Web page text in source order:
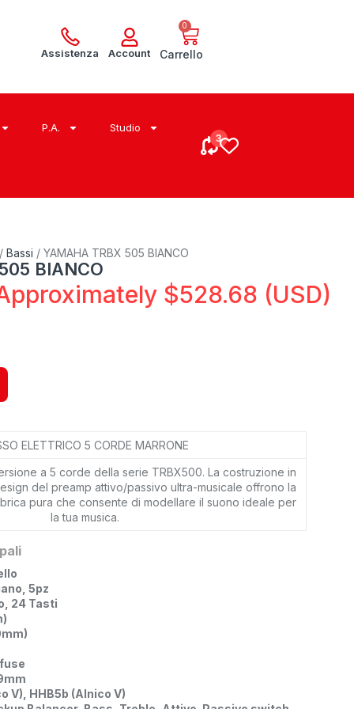
Assistenza Account
0
Carrello
P.A. Studio
Bassi / YAMAHA TRBX 505 BIANCO
BIANCO
$528.68 (USD)
ELETTRICO 5 CORDE MARRONE
a 5 corde della serie TRBX500. La costruzione in
del preamp attivo/passivo ultra-musicale offrono la
pura che consente di modellare il suono ideale per
la tua musica.
5pz
24 Tasti
V), HHB5b (Alnico V)